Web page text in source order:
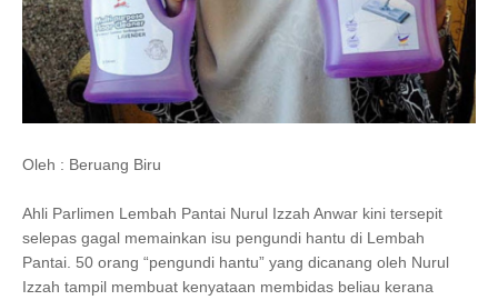
Oleh : Beruang Biru
Ahli Parlimen Lembah Pantai Nurul Izzah Anwar kini tersepit
selepas gagal memainkan isu pengundi hantu di Lembah
Pantai. 50 orang “pengundi hantu” yang dicanang oleh Nurul
Izzah tampil membuat kenyataan membidas beliau kerana